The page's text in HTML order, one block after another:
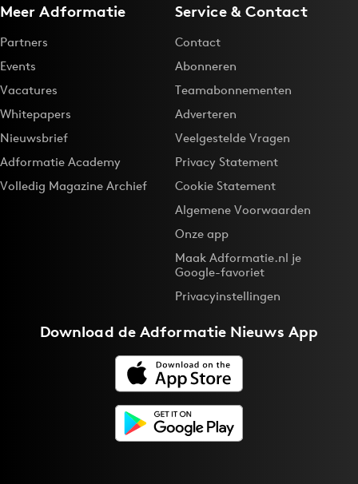
Meer Adformatie
Partners
Events
Vacatures
Whitepapers
Nieuwsbrief
Adformatie Academy
Volledig Magazine Archief
Service & Contact
Contact
Abonneren
Teamabonnementen
Adverteren
Veelgestelde Vragen
Privacy Statement
Cookie Statement
Algemene Voorwaarden
Onze app
Maak Adformatie.nl je
Google-favoriet
Privacyinstellingen
Download deAdformatie Nieuws App